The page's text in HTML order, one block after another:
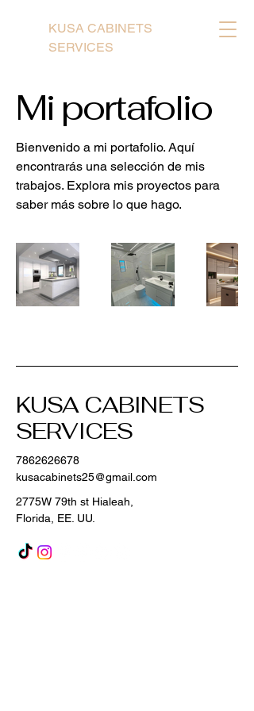
KUSA CABINETS
SERVICES
Mi portafolio
Bienvenido a mi portafolio. Aquí
encontrarás una selección de mis
trabajos. Explora mis proyectos para
saber más sobre lo que hago.
KUSA CABINETS
SERVICES
7862626678
kusacabinets25@gmail.com
2775W 79th st Hialeah,
Florida, EE. UU.